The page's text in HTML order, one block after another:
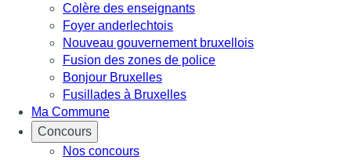
Colère des enseignants
Foyer anderlechtois
Nouveau gouvernement bruxellois
Fusion des zones de police
Bonjour Bruxelles
Fusillades à Bruxelles
Ma Commune
Concours
Nos concours